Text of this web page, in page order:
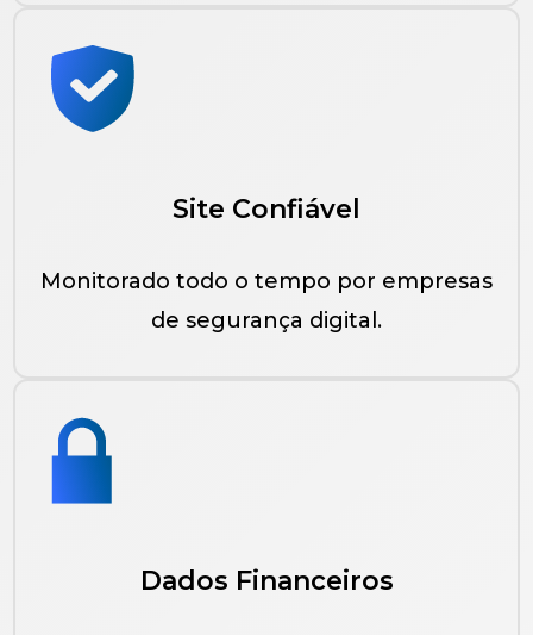
Site Confiável
Monitorado todo o tempo por empresas
de segurança digital.
Dados Financeiros